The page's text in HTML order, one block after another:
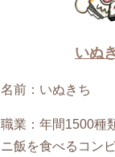
いぬ
名前：いぬきち
職業：年間1500種
ニ飯を食べるコン